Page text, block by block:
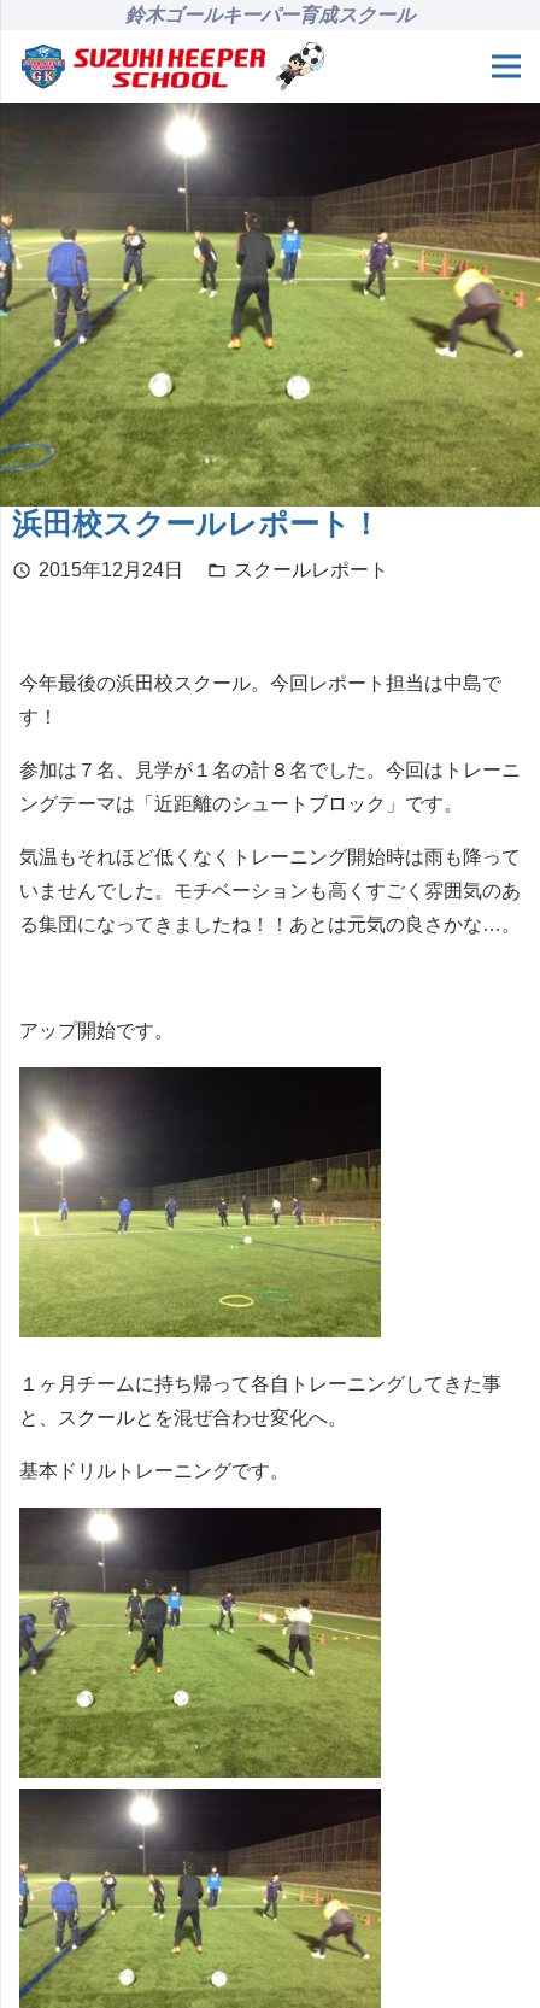
鈴木ゴールキーパー育成スクール
浜田校スクールレポート！
schedule 2015年12月24日 folder_open スクールレポート
今年最後の浜田校スクール。今回レポート担当は中島で
す！
参加は７名、見学が１名の計８名でした。今回はトレーニ
ングテーマは「近距離のシュートブロック」です。
気温もそれほど低くなくトレーニング開始時は雨も降って
いませんでした。モチベーションも高くすごく雰囲気のあ
る集団になってきましたね！！あとは元気の良さかな…。
アップ開始です。
１ヶ月チームに持ち帰って各自トレーニングしてきた事
と、スクールとを混ぜ合わせ変化へ。
基本ドリルトレーニングです。